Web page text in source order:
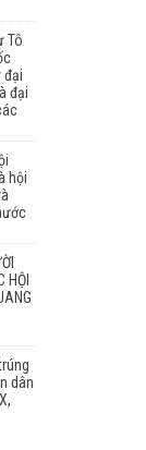
Tô
đại
đại
hội
HỘI
dân